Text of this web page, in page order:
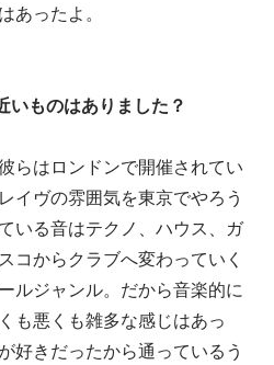
あったよ。
ものはありました？
らはロンドンで開催されてい
イヴの雰囲気を東京でやろう
いる音はテクノ、ハウス、ガ
コからクラブへ変わっていく
ルジャンル。だから音楽的に
も悪くも雑多な感じはあっ
好きだったから通っているう